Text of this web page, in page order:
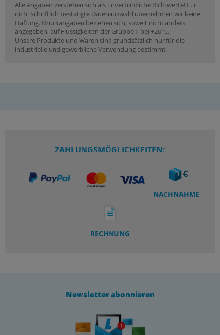
Alle Angaben verstehen sich als unverbindliche Richtwerte! Für
nicht schriftlich bestätigte Datenauswahl übernehmen wir keine
Haftung. Druckangaben beziehen sich, soweit nicht anders
angegeben, auf Flüssigkeiten der Gruppe II bei +20°C.
Unsere Produkte und Waren sind grundsätzlich nur für die
industrielle und gewerbliche Verwendung bestimmt.
ZAHLUNGSMÖGLICHKEITEN:
NACHNAHME
RECHNUNG
Newsletter abonnieren